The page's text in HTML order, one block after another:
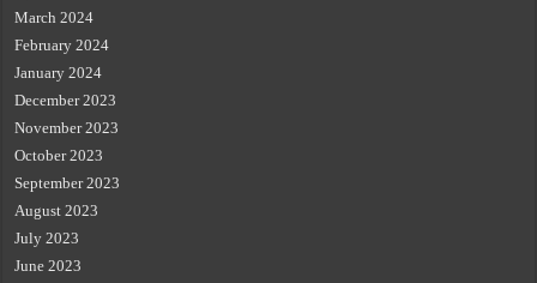
March 2024
February 2024
January 2024
December 2023
November 2023
October 2023
September 2023
August 2023
July 2023
June 2023